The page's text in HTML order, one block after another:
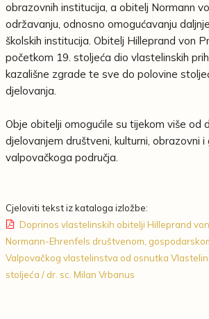
obrazovnih institucija, a obitelj Normann
održavanju, odnosno omogućavanju
školskih institucija. Obitelj Hilleprand von
početkom 19. stoljeća dio vlastelinskih
kazališne zgrade te sve do polovine
djelovanja.
Obje obitelji omogućile su tijekom više od
djelovanjem društveni, kulturni, obrazovni
valpovačkoga područja.
Cjeloviti tekst iz kataloga izložbe:
Doprinos vlastelinskih obitelji Hilleprand
Normann-Ehrenfels društvenom,
Valpovačkog vlastelinstva od osnutka
stoljeća / dr. sc. Milan Vrbanus